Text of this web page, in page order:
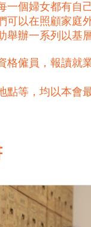
一個婦女都有自
可以在照顧家庭
舉辦一系列以
格僱員，報讀就
點等，均以本會